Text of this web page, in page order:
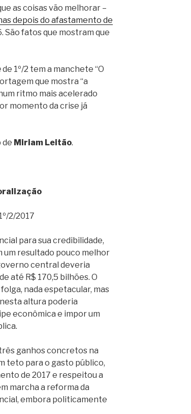
as coisas vão melhorar –
depois do afastamento de
São fatos que mostram que
de 1º/2 tem a manchete “O
que mostra “a
ritmo mais acelerado
momento da crise já
de Miriam Leitão.
2/2017
para sua credibilidade,
um resultado pouco melhor
central deveria
até R$ 170,5 bilhões. O
nada espetacular, mas
altura poderia
econômica e impor um
ganhos concretos na
teto para o gasto público,
de 2017 e respeitou a
marcha a reforma da
embora politicamente